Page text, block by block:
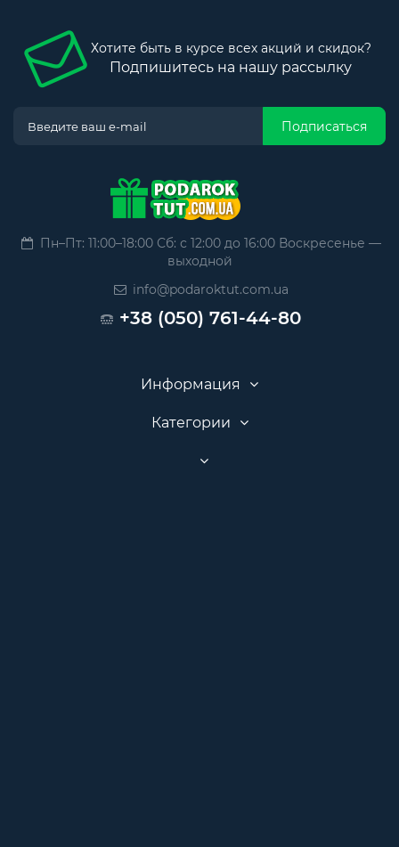
Хотите быть в курсе всех акций и скидок?
Подпишитесь на нашу рассылку
Подписаться
Пн–Пт: 11:00–18:00 Сб: с 12:00 до 16:00 Воскресенье —
выходной
info@podaroktut.com.ua
+38 (050) 761-44-80
Информация
Категории